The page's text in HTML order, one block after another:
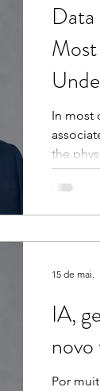
In most
the
not
IA,
Por
15 de mai.